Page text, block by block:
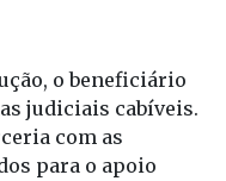
o beneficiário
judiciais cabíveis.
com as
para o apoio